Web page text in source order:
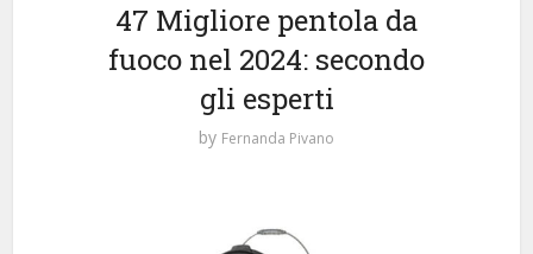
47 Migliore pentola da
fuoco nel 2024: secondo
gli esperti
by Fernanda Pivano